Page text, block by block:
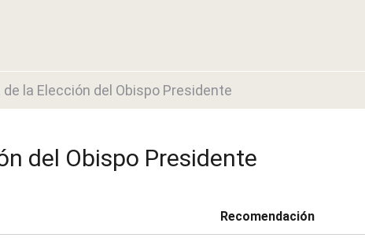
la Elección del Obispo Presidente
del Obispo Presidente
Recomendación